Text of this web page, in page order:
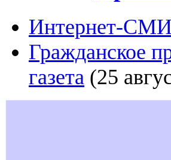
Интернет-СМИ
Гражданское
газета (25